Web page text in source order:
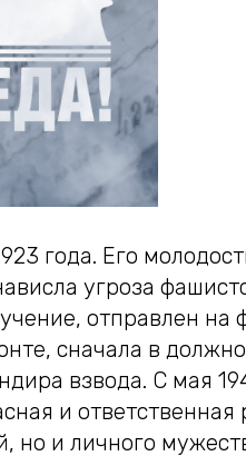
года. Его
угроза
отправлен на
сначала в
взвода. С мая
и ответственная
но и личного